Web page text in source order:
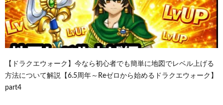
【ドラクエウォーク】今なら初心者でも簡単に地図でレベル上げる
方法について解説【6.5周年～Reゼロから始めるドラクエウォーク】
part4